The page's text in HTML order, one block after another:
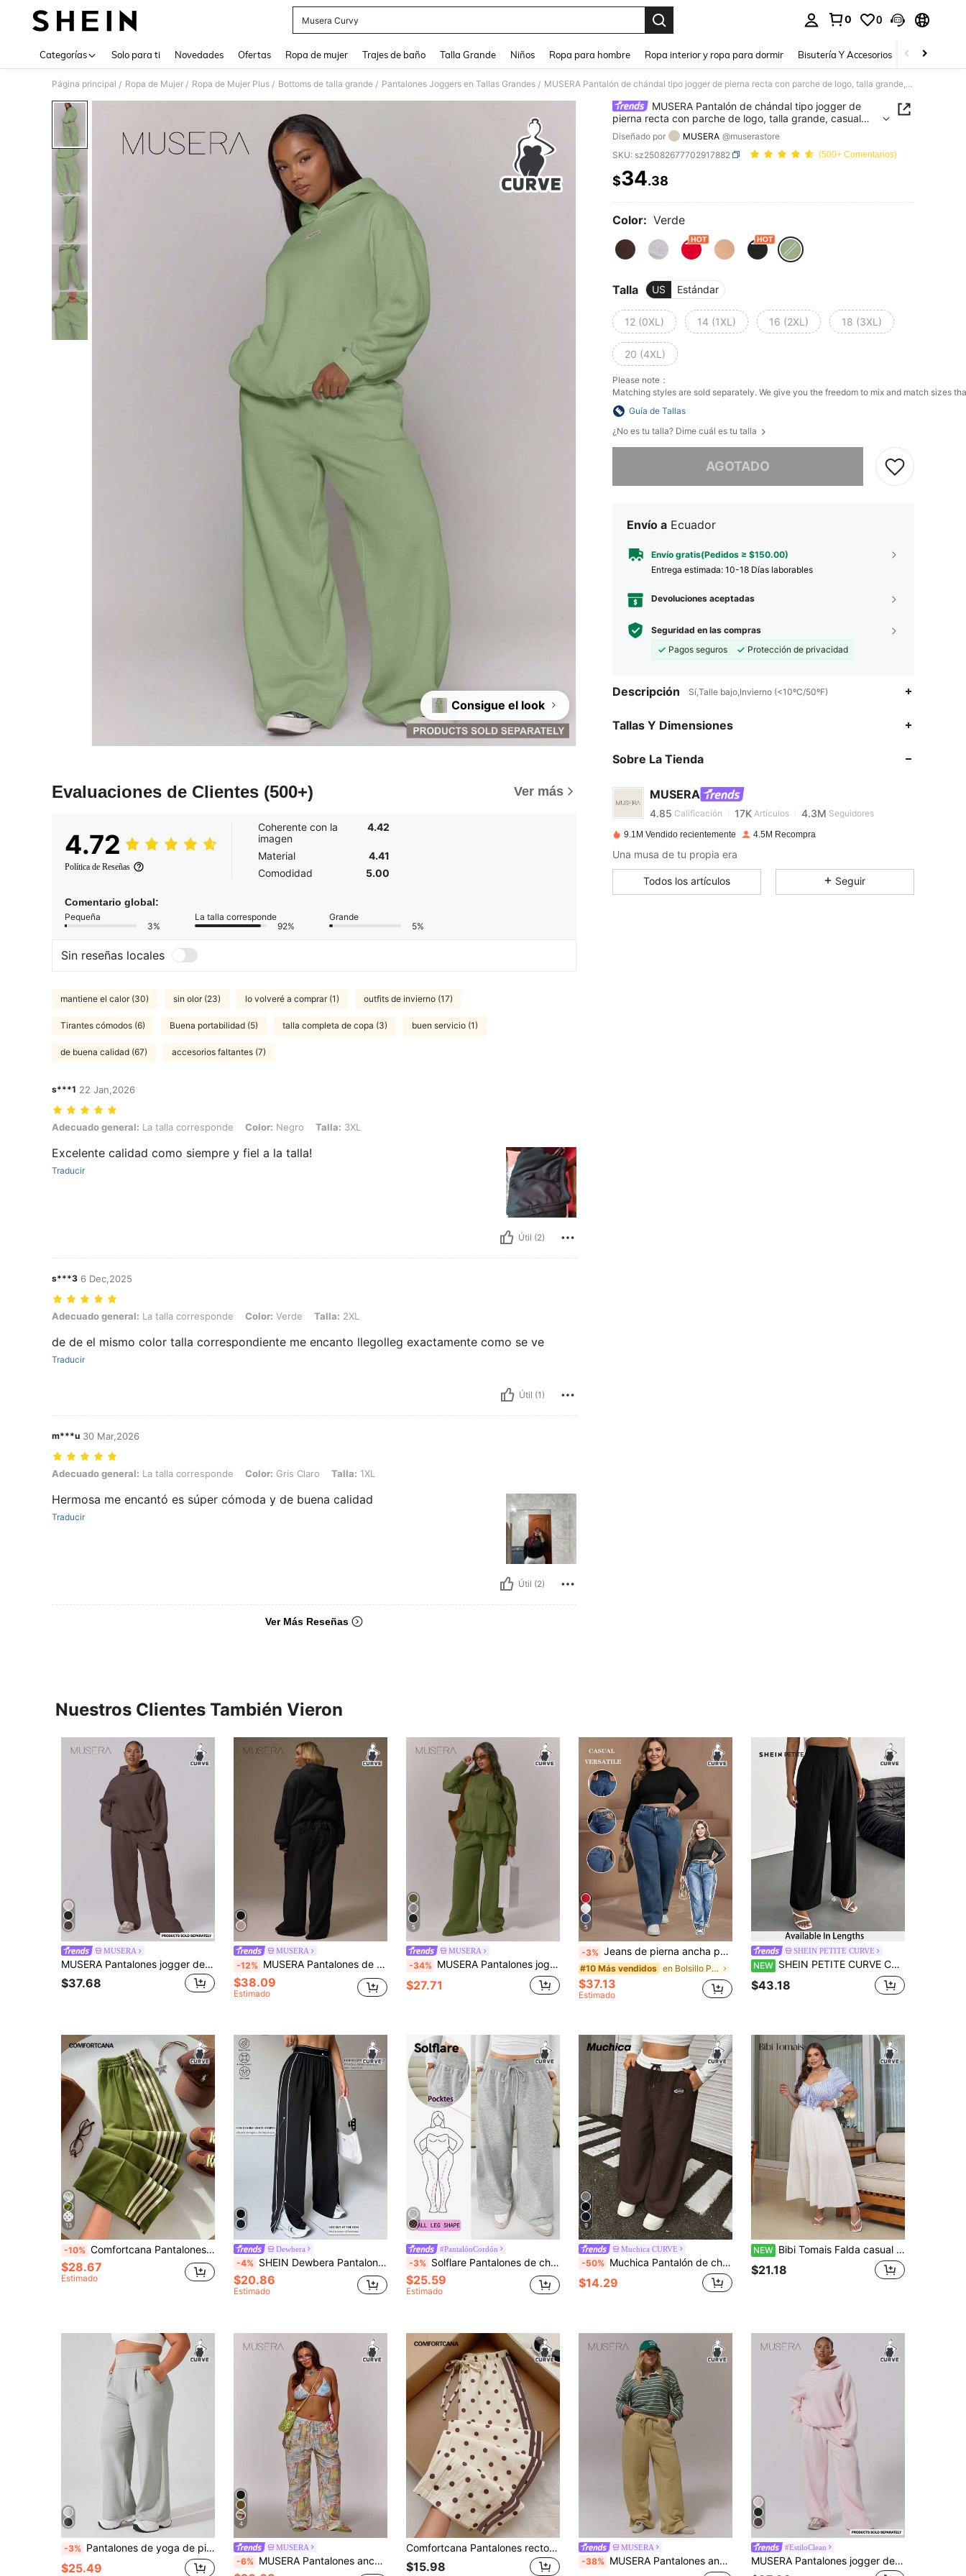
Musera Curvy
0 0
Categorías Solo para ti Novedades Ofertas Ropa de mujer Trajes de baño Talla Grande Niños Ropa para hombre Ropa interior y ropa para dormir Bisutería Y Accesorios Zapatos
Página principal / Ropa de Mujer / Ropa de Mujer Plus / Bottoms de talla grande / Pantalones Joggers en Tallas Grandes / MUSERA Pantalón de chándal tipo jogger de pierna recta con parche de logo, talla grande, casual para otoño y primavera, básico para uso diario, cómodo para vacaciones
Consigue el look
Evaluaciones de Clientes (500+) Ver más
4.72
Política de Reseñas
Coherente con la
imagen
4.42
Material
4.41
Comodidad
5.00
Comentario global:
Pequeña
3%
La talla corresponde
92%
Grande
5%
Sin reseñas locales
mantiene el calor (30) sin olor (23) lo volveré a comprar (1) outfits de invierno (17)
Tirantes cómodos (6) Buena portabilidad (5) talla completa de copa (3) buen servicio (1)
de buena calidad (67) accesorios faltantes (7)
s***1 22 Jan,2026
Adecuado general: La talla corresponde, Color: Negro, Talla: 3XL
Adecuado general: La talla corresponde Color: Negro Talla: 3XL
Excelente calidad como siempre y fiel a la talla!
Traducir
Útil (2)
s***3 6 Dec,2025
Adecuado general: La talla corresponde, Color: Verde, Talla: 2XL
Adecuado general: La talla corresponde Color: Verde Talla: 2XL
de de el mismo color talla correspondiente me encanto llegolleg exactamente como se ve
Traducir
Útil (1)
m***u 30 Mar,2026
Adecuado general: La talla corresponde, Color: Gris Claro, Talla: 1XL
Adecuado general: La talla corresponde Color: Gris Claro Talla: 1XL
Hermosa me encantó es súper cómoda y de buena calidad
Traducir
Útil (2)
Ver Más Reseñas
MUSERA Pantalón de chándal tipo jogger de
pierna recta con parche de logo, talla grande, casual
para otoño y primavera, básico para uso diario, cómodo
para vacaciones
Diseñado por MUSERA @muserastore
SKU: sz25082677702917882
(500+ Comentarios)
PRICE AND AVAILABILITY
$34.38
Color: Verde
Talla US Estándar
12 (0XL) 14 (1XL) 16 (2XL) 18 (3XL)
20 (4XL)
Please note：
Matching styles are sold separately. We give you the freedom to mix and match sizes
Guía de Tallas
¿No es tu talla? Dime cuál es tu talla
AGOTADO
Lo sentimos, este producto está agotado.
Envío a Ecuador
Envío gratis(Pedidos ≥ $150.00)
Entrega estimada: 10-18 Días laborables
Devoluciones aceptadas
Seguridad en las compras
Pagos seguros
Protección de privacidad
Descripción Sí,Talle bajo,Invierno (<10ºC/50ºF)
Tallas Y Dimensiones
Sobre La Tienda
MUSERA
4.85 Calificación 17K Artículos 4.3M Seguidores
4.85 4.3M
9.1M Vendido recientemente 4.5M Recompra
Una musa de tu propia era
Todos los artículos Seguir
Nuestros Clientes También Vieron
MUSERA
MUSERA Pantalones jogger de talla grande con cintura elástica y pierna recta de felpa, lindos, de uso diario, casuales, para el club de café, vacaciones y días festivos
$37.68
MUSERA
-12% MUSERA Pantalones de chándal de pierna ancha con cintura elástica y lazo, cómodos y acogedores, estilo casual para otoño, primavera, vacaciones y fiestas, con diseño de cereza lacada
$38.09
Estimado
5
MUSERA
-34% MUSERA Pantalones jogger de pierna ancha con cintura elástica, elegantes, lindos, sexys, para usar en la calle, de noche, con curvas, de primavera, casuales
$27.71
5
-3% Jeans de pierna ancha para mujer talla grande, diseño de bolsillo lavado largo, sin estiramiento, adecuado para uso diario en primavera
#10 Más vendidos en Bolsillo Pantalones De Talla Grande
$37.13
Estimado
SHEIN PETITE CURVE
NEW SHEIN PETITE CURVE Conjunto de pantalones de pierna ancha de cintura alta para otoño de talla grande, de varias piezas, pantalones de pierna ancha plisados de cintura alta, pantalones largos holgados
$43.18
13
-10% Comfortcana Pantalones de chándal de punto a rayas verdes cómodos y de talla grande con cordón, aptos para uso casual
$28.67
Estimado
Dewbera
-4% SHEIN Dewbera Pantalones de yoga y fitness para mujer talla grande, con pierna ancha, con cintura y rayas laterales de color contrastante
$20.86
Estimado
#PantalónCordón
-3% Solflare Pantalones de chándal cómodos y casuales de punto liso de tiro bajo y pierna ancha para mujer, para otoño, invierno y vuelta al colegio
$25.59
Estimado
9
Muchica CURVE
-50% Muchica Pantalón de chándal ancho y suelto con cordón en la cintura y gráfico de letras, talla grande, color marrón
$14.29
NEW Bibi Tomais Falda casual blanca de talla grande
$21.18
-3% Pantalones de yoga de pierna ancha sueltos de cintura alta gris claro para mujer talla grande con bolsillos laterales, pantalones de jogging casuales, estilo deportivo elegante y minimalista
$25.49
4
MUSERA
-6% MUSERA Pantalones anchos de talla grande con estampado gráfico mixto como cubrecosturas para primavera y verano, vacaciones, playa, chica cool, sexy, festival de Ibiza, mareas y líneas de bronceado
Comfortcana Pantalones rectos de mujer con estampado de lunares, rayas de contraste y lazo en la cintura, estilo casual y minimalista, adecuados para verano, otoño e invierno, para uso diario, ir al trabajo, citas, reuniones, Navidad, Año Nuevo, Acción de Gracias, fiestas, bodas, playa, ceremonia de graduación, moda, elegantes, salidas, citas, citas programadas, ir al trabajo, brillantes, Día de San Valentín, elegantes
$15.98
MUSERA
-38% MUSERA Pantalones anchos de pierna ancha con cintura elástica y bolsillo plegable, talla grande
#EstiloClean
MUSERA Pantalones jogger de talla grande con cintura elástica y pierna recta de felpa, lindos, casuales, para el club de café, vacaciones de verano